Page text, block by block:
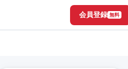
会員登録 無料